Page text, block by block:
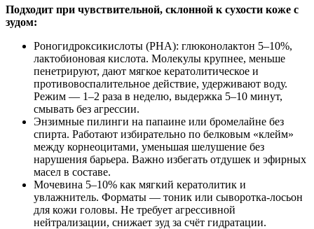
Подходит при чувствительной, склонной к сухости коже с
зудом:
Pоногидроксикислоты (PHA): глюконолактон 5–10%,
лактобионовая кислота. Молекулы крупнее, меньше
пенетрируют, дают мягкое кератолитическое и
противовоспалительное действие, удерживают воду.
Режим — 1–2 раза в неделю, выдержка 5–10 минут,
смывать без агрессии.
Энзимные пилинги на папаине или бромелайне без
спирта. Работают избирательно по белковым «клейм»
между корнеоцитами, уменьшая шелушение без
нарушения барьера. Важно избегать отдушек и эфирных
масел в составе.
Мочевина 5–10% как мягкий кератолитик и
увлажнитель. Форматы — тоник или сыворотка-лосьон
для кожи головы. Не требует агрессивной
нейтрализации, снижает зуд за счёт гидратации.